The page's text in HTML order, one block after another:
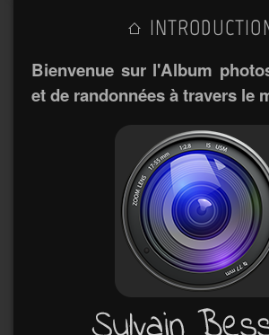
Bienvenue sur l'Album
et de randonnées à travers le